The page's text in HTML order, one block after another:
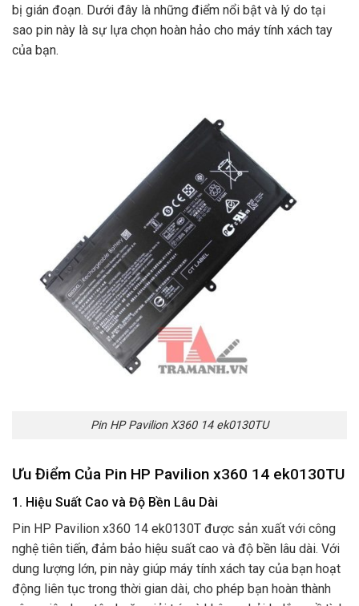
bị gián đoạn. Dưới đây là những điểm nổi bật và lý do tại
sao pin này là sự lựa chọn hoàn hảo cho máy tính xách tay
của bạn.
Pin HP Pavilion X360 14 ek0130TU
Ưu Điểm Của Pin HP Pavilion x360 14 ek0130TU
1. Hiệu Suất Cao và Độ Bền Lâu Dài
Pin HP Pavilion x360 14 ek0130T được sản xuất với công
nghệ tiên tiến, đảm bảo hiệu suất cao và độ bền lâu dài. Với
dung lượng lớn, pin này giúp máy tính xách tay của bạn hoạt
động liên tục trong thời gian dài, cho phép bạn hoàn thành